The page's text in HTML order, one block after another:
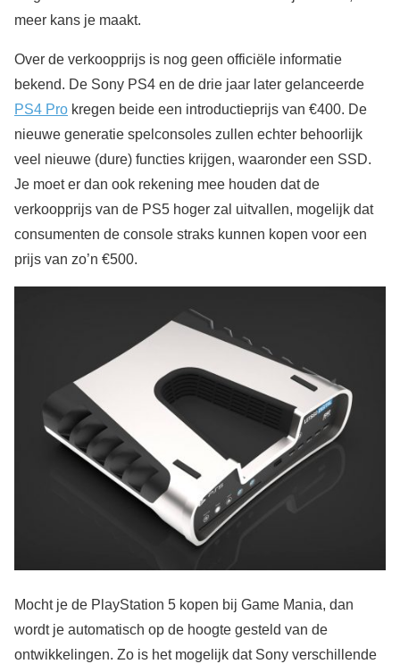
meer kans je maakt.
Over de verkoopprijs is nog geen officiële informatie
bekend. De Sony PS4 en de drie jaar later gelanceerde
PS4 Pro kregen beide een introductieprijs van €400. De
nieuwe generatie spelconsoles zullen echter behoorlijk
veel nieuwe (dure) functies krijgen, waaronder een SSD.
Je moet er dan ook rekening mee houden dat de
verkoopprijs van de PS5 hoger zal uitvallen, mogelijk dat
consumenten de console straks kunnen kopen voor een
prijs van zo’n €500.
Mocht je de PlayStation 5 kopen bij Game Mania, dan
wordt je automatisch op de hoogte gesteld van de
ontwikkelingen. Zo is het mogelijk dat Sony verschillende